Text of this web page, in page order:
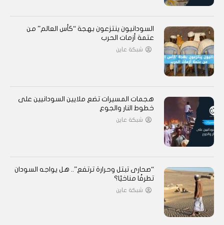
السودانيون ينتزعون بهجة “كأس العالم” من
عتمة أزمات الحرب
شبكة عاين
هجمات المسيرات تضع ملايين السودانيين على
خطوط النار والجوع
شبكة عاين
“صحارى تبتل وحرارة ترتفع”.. هل يواجه السودان
تطرفًا مناخيًا؟
شبكة عاين